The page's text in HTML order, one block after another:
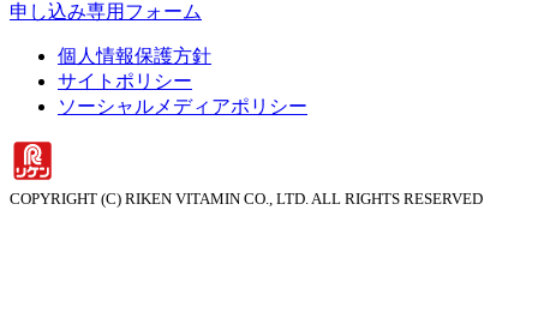
申し込み専用フォーム
個人情報保護方針
サイトポリシー
ソーシャルメディアポリシー
COPYRIGHT (C) RIKEN VITAMIN CO., LTD. ALL RIGHTS RESERVED